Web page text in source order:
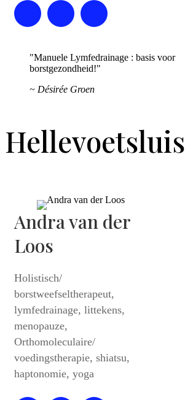
"Manuele Lymfedrainage : basis voor
borstgezondheid!"
~ Désirée Groen
Hellevoetsluis
Andra van der
Loos
Holistisch/
borstweefseltherapeut,
lymfedrainage, littekens,
menopauze,
Orthomoleculaire/
voedingstherapie, shiatsu,
haptonomie, yoga